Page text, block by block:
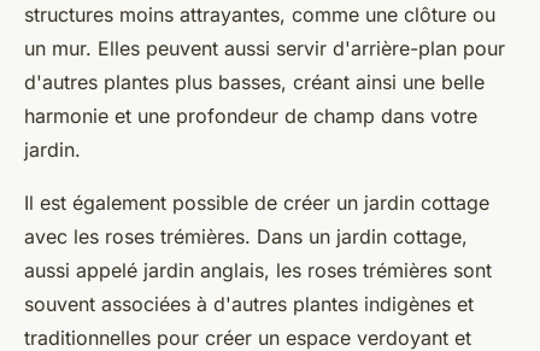
structures moins attrayantes, comme une clôture ou
un mur. Elles peuvent aussi servir d'arrière-plan pour
d'autres plantes plus basses, créant ainsi une belle
harmonie et une profondeur de champ dans votre
jardin.
Il est également possible de créer un jardin cottage
avec les roses trémières. Dans un jardin cottage,
aussi appelé jardin anglais, les roses trémières sont
souvent associées à d'autres plantes indigènes et
traditionnelles pour créer un espace verdoyant et